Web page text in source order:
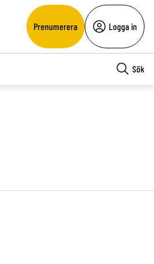
Prenumerera Logga in
Sök